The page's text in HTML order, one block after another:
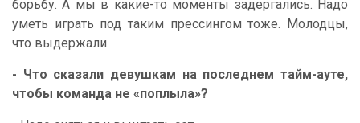
борьбу. А мы в какие-то моменты задергались. Надо
уметь играть под таким прессингом тоже. Молодцы,
что выдержали.
- Что сказали девушкам на последнем тайм-ауте,
чтобы команда не «поплыла»?